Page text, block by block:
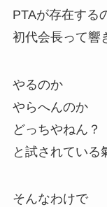
PTAが存在する
初代会長って響
やるのか
やらへんのか
どっちやねん？
と試されている
そんなわけで